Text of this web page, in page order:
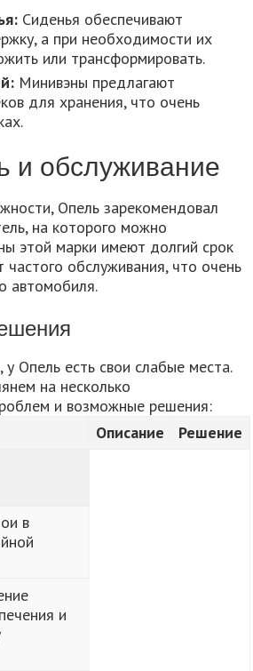
Сиденья обеспечивают
а при необходимости их
или трансформировать.
Минивэны предлагают
для хранения, что очень
и обслуживание
Опель зарекомендовал
на которого можно
этой марки имеют долгий срок
обслуживания, что очень
автомобиля.
Опель есть свои слабые места.
на несколько
и возможные решения:
Описание Решение
в
и